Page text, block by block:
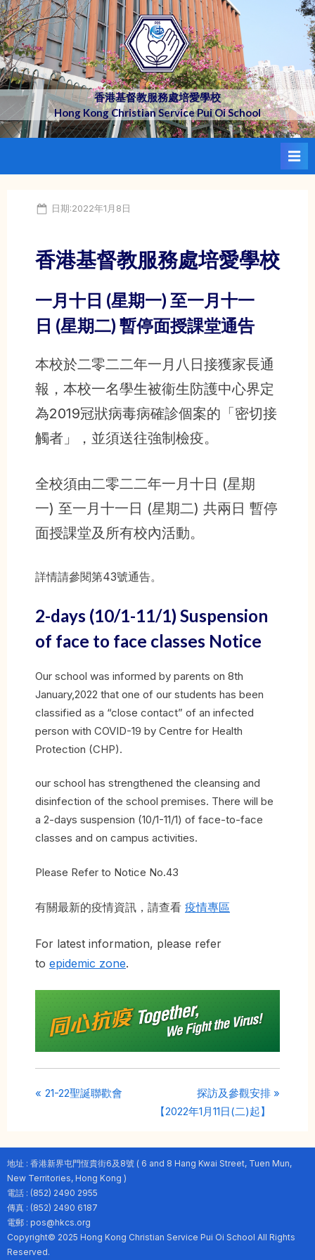
Skip
to
content
香港基督教服務處培愛學校
Hong Kong Christian Service Pui Oi School
Posted
日期:2022年1月8日
香港基督教服務處培愛學校
一月十日 (星期一) 至一月十一
日 (星期二) 暫停面授課堂通告
本校於二零二二年一月八日接獲家長通
報，本校一名學生被衞生防護中心界定
為2019冠狀病毒病確診個案的「密切接
觸者」，並須送往強制檢疫。
全校須由二零二二年一月十日 (星期
一) 至一月十一日 (星期二) 共兩日 暫停
面授課堂及所有校內活動。
詳情請參閱第43號通告。
2-days (10/1-11/1) Suspension
of face to face classes Notice
Our school was informed by parents on 8th
January,2022 that one of our students has been
classified as a “close contact” of an infected
person with COVID-19 by Centre for Health
Protection (CHP).
our school has strengthened the cleansing and
disinfection of the school premises. There will be
a 2-days suspension (10/1-11/1) of face-to-face
classes and on campus activities.
Please Refer to Notice No.43
有關最新的疫情資訊，請查看 疫情專區
For latest information, please refer
to epidemic zone.
Post
P
v
i
o
u
s
P
o
21-22聖誕聯歡會
N
e
t
P
:
探訪及參觀安排
【2022年1月11日(二)起】
地址 : 香港新界屯門恆貴街6及8號 ( 6 and 8 Hang Kwai Street, Tuen Mun,
New Territories, Hong Kong )
電話 : (852) 2490 2955
傳真 : (852) 2490 6187
電郵 : pos@hkcs.org
Copyright© 2025 Hong Kong Christian Service Pui Oi School All Rights
Reserved.